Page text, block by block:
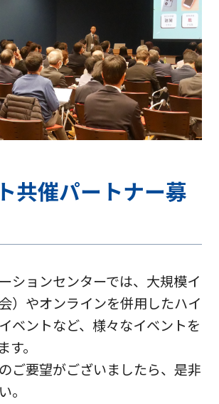
共催パートナー募
ションセンターでは、大規模イ
）やオンラインを併用したハイ
ベントなど、様々なイベントを
。
ご要望がございましたら、是非
。